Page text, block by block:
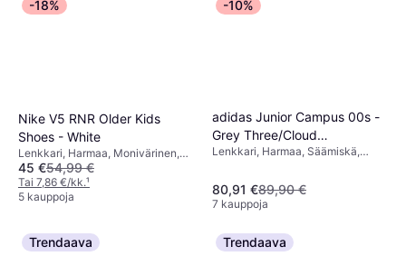
-18%
Nike V5 RNR Older Kids
Shoes - White
Lenkkari, Harmaa, Monivärinen,
Valkoinen, Musta, Kangas, Verkko,
Tekonahka, Synteettinen, Tekstiili
45 €54,99 €
Tai 7,86 €/kk.¹
5 kauppoja
-10%
adidas Junior Campus 00s -
Grey Three/Cloud
White/Cloud White
Lenkkari, Harmaa, Säämiskä,
80,91 €89,90 €
7 kauppoja
Trendaava Trendaava